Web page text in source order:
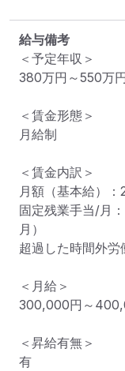
給与備考
＜予定年収＞
380万円～550万円
＜賃金形態＞
月給制
＜賃金内訳＞
月額（基本給）
固定残業手当/月
月）
超過した時間外
＜月給＞
300,000円～
＜昇給有無＞
有